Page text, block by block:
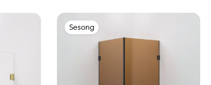
Sesong